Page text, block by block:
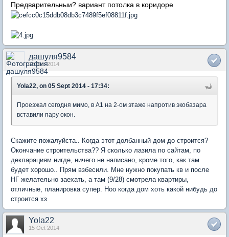
Предварительныи? вариант потолка в коридоре
дашуля9584
15 Oct 2014
Yola22, on 05 Sept 2014 - 17:34:
Проезжал сегодня мимо, в А1 на 2-ом этаже напротив экобазара
вставили пару окон.
Скажите пожалуйста.. Когда этот долбанный дом до строится?
Окончание строительства?? Я сколько лазила по сайтам, по
декларациям нигде, ничего не написано, кроме того, как там
будет хорошо.. Прям взбесили. Мне нужно покупать кв и после
НГ желательно заехать, а там (9/28) смотрела квартиры,
отличные, планировка супер. Ноо когда дом хоть какой нибудь до
строится хз
Yola22
15 Oct 2014